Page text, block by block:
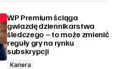
WP Premium ściąga
gwiazdę dziennikarstwa
śledczego – to może zmienić
reguły gry na rynku
subskrypcji
Kariera